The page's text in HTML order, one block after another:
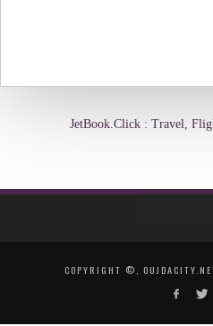
JetBook.Click : Travel,
COPYRIGHT ©,